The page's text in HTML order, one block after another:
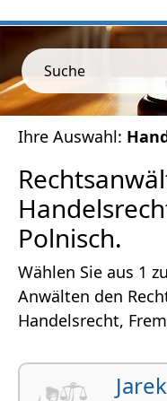
Suche
Ihre Auswahl:
Polnisch.
Wählen Sie aus 1
Anwälten den
Handelsrecht,